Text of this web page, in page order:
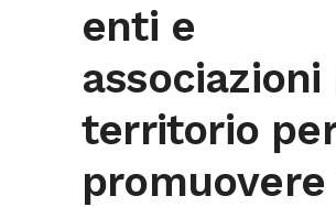
enti e
associazioni
territorio per
promuovere